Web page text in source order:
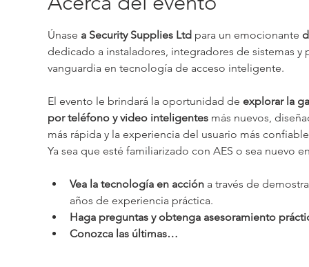
Únase a Security Supplies Ltd para un emocionante
dedicado a instaladores, integradores de sistemas
vanguardia en tecnología de acceso inteligente.
El evento le brindará la oportunidad de explorar la
por teléfono y video inteligentes más nuevos,
más rápida y la experiencia del usuario más
Ya sea que esté familiarizado con AES o sea nuevo
Vea la tecnología en acción a través de
años de experiencia práctica.
Haga preguntas y obtenga asesoramiento
Conozca las últimas…